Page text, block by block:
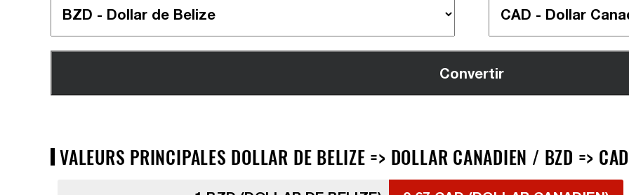
VALEURS PRINCIPALES DOLLAR DE BELIZE => DOLLAR CANADIEN / BZD => CAD